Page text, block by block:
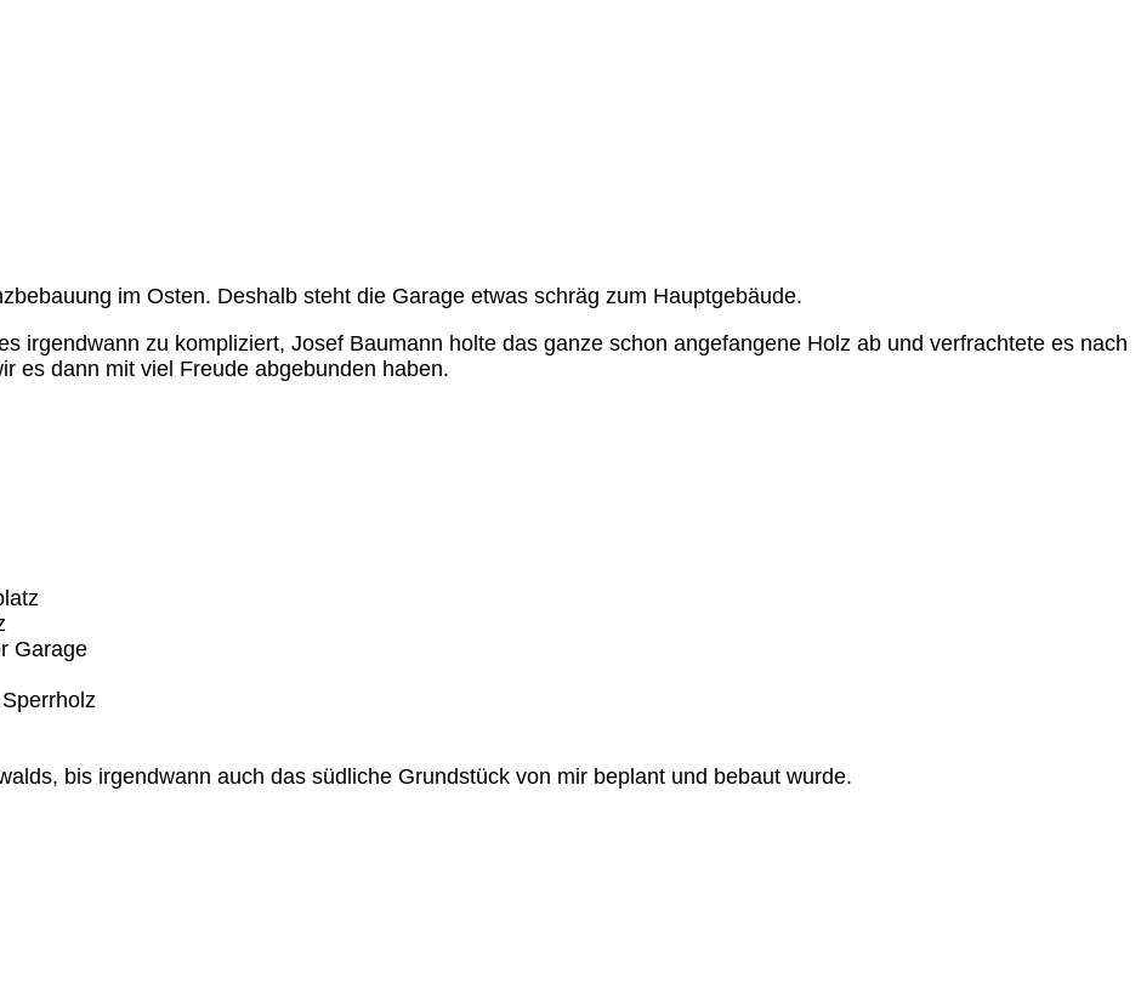
im Osten. Deshalb steht die Garage etwas schräg zum Hauptgebäude.
irgendwann zu kompliziert, Josef Baumann holte das ganze schon angefangene Holz ab und verfrachtete es nach
es dann mit viel Freude abgebunden haben.
bis irgendwann auch das südliche Grundstück von mir beplant und bebaut wurde.